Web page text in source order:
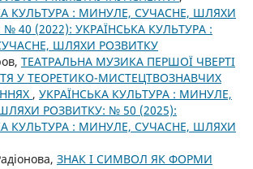
КУЛЬТУРА : МИНУЛЕ, СУЧАСНЕ, ШЛЯХИ
40 (2022): УКРАЇНСЬКА КУЛЬТУРА :
ШЛЯХИ РОЗВИТКУ
ТЕАТРАЛЬНА МУЗИКА ПЕРШОЇ ЧВЕРТІ
У ТЕОРЕТИКО-МИСТЕЦТВОЗНАВЧИХ
, УКРАЇНСЬКА КУЛЬТУРА : МИНУЛЕ,
РОЗВИТКУ: № 50 (2025):
КУЛЬТУРА : МИНУЛЕ, СУЧАСНЕ, ШЛЯХИ
ЗНАК І СИМВОЛ ЯК ФОРМИ